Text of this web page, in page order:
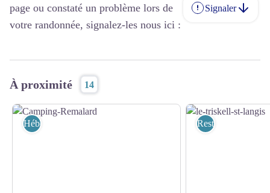
page ou constaté un problème lors de
votre randonnée, signalez-les nous ici :
Signaler
À proximité 14
Hébergements Restaurants